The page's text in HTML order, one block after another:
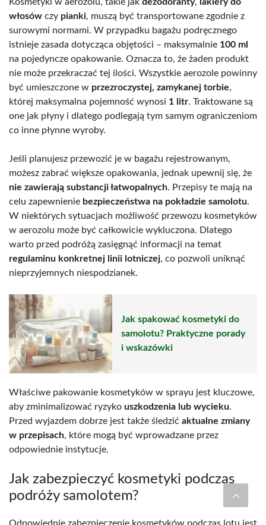
włosów czy pianki, muszą być transportowane zgodnie z
surowymi normami. W przypadku bagażu podręcznego
istnieje zasada dotycząca objętości – maksymalnie 100 ml
na pojedyncze opakowanie. Oznacza to, że żaden produkt
nie może przekraczać tej ilości. Wszystkie aerozole powinny
być umieszczone w przezroczystej, zamykanej torbie,
której maksymalna pojemność wynosi 1 litr. Traktowane są
one jak płyny i dlatego podlegają tym samym ograniczeniom
co inne płynne wyroby.
Jeśli planujesz przewozić je w bagażu rejestrowanym,
możesz zabrać większe opakowania, jednak upewnij się, że
nie zawierają substancji łatwopalnych. Przepisy te mają na
celu zapewnienie bezpieczeństwa na pokładzie samolotu.
W niektórych sytuacjach możliwość przewozu kosmetyków
w aerozolu może być całkowicie wykluczona. Dlatego
warto przed podróżą zasięgnąć informacji na temat
regulaminu konkretnej linii lotniczej, co pozwoli uniknąć
nieprzyjemnych niespodzianek.
Jak spakować kosmetyki do
samolotu? Praktyczne porady
i wskazówki
Właściwe pakowanie kosmetyków w sprayu jest kluczowe,
aby zminimalizować ryzyko uszkodzenia lub wycieku.
Przed wyjazdem dobrze jest także śledzić aktualne zmiany
w przepisach, które mogą być wprowadzane przez
odpowiednie instytucje.
Jak zabezpieczyć kosmetyki podczas
podróży samolotem?
Odpowiednie zabezpieczenie kosmetyków podczas lotu jest